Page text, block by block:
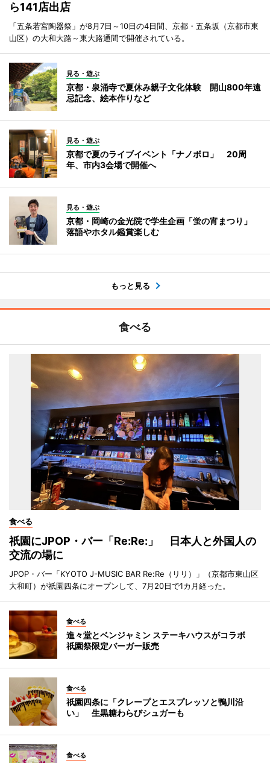
ら141店出店
「五条若宮陶器祭」が8月7日～10日の4日間、京都・五条坂（京都市東
山区）の大和大路～東大路通間で開催されている。
見る・遊ぶ
京都・泉涌寺で夏休み親子文化体験 開山800年遠
忌記念、絵本作りなど
見る・遊ぶ
京都で夏のライブイベント「ナノボロ」 20周
年、市内3会場で開催へ
見る・遊ぶ
京都・岡崎の金光院で学生企画「蛍の宵まつり」
落語やホタル鑑賞楽しむ
もっと見る
食べる
食べる
祇園にJPOP・バー「Re:Re:」 日本人と外国人の
交流の場に
JPOP・バー「KYOTO J-MUSIC BAR Re:Re（リリ）」（京都市東山区
大和町）が祇園四条にオープンして、7月20日で1カ月経った。
食べる
進々堂とベンジャミン ステーキハウスがコラボ
祇園祭限定バーガー販売
食べる
祇園四条に「クレープとエスプレッソと鴨川沿
い」 生黒糖わらびシュガーも
食べる